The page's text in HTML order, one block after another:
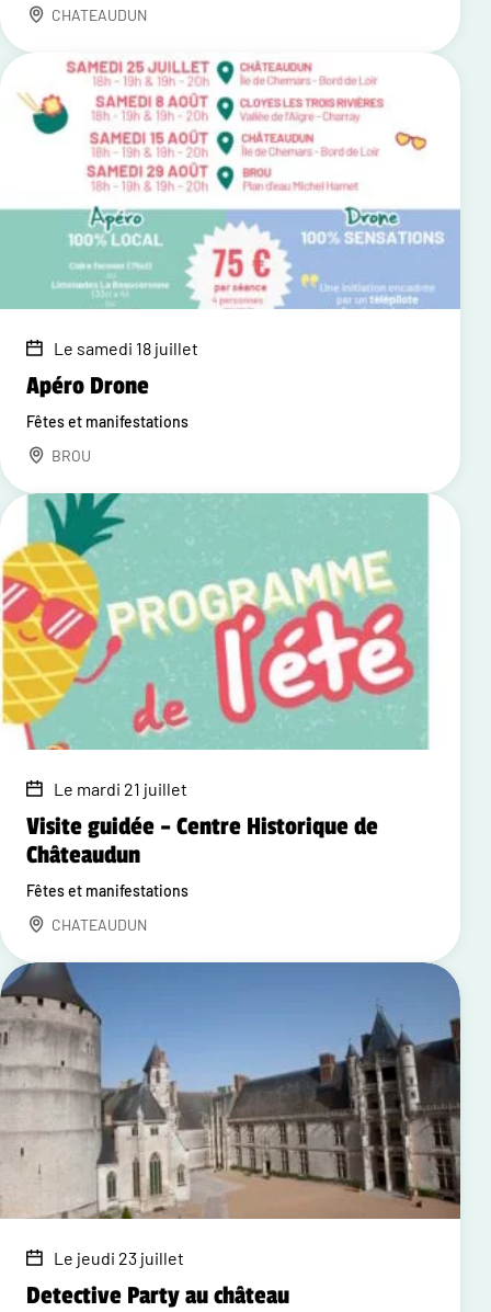
CHATEAUDUN
Le samedi 18 juillet
Apéro Drone
Fêtes et manifestations
BROU
Le mardi 21 juillet
Visite guidée – Centre Historique de
Châteaudun
Fêtes et manifestations
CHATEAUDUN
Le jeudi 23 juillet
Detective Party au château